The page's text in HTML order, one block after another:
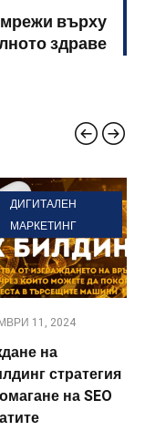
върху
здраве
ДИГИТАЛЕН
МАРКЕТИНГ
11, 2024
на
стратегия
на SEO